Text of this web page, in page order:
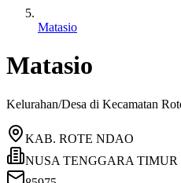
Matasio
Matasio
Kelurahan/Desa di Kecamatan
KAB. ROTE NDAO
NUSA TENGGARA TIMUR